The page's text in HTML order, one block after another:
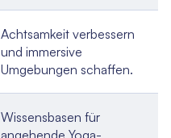
Achtsamkeit verbessern
und immersive
Umgebungen schaffen.
Wissensbasen für